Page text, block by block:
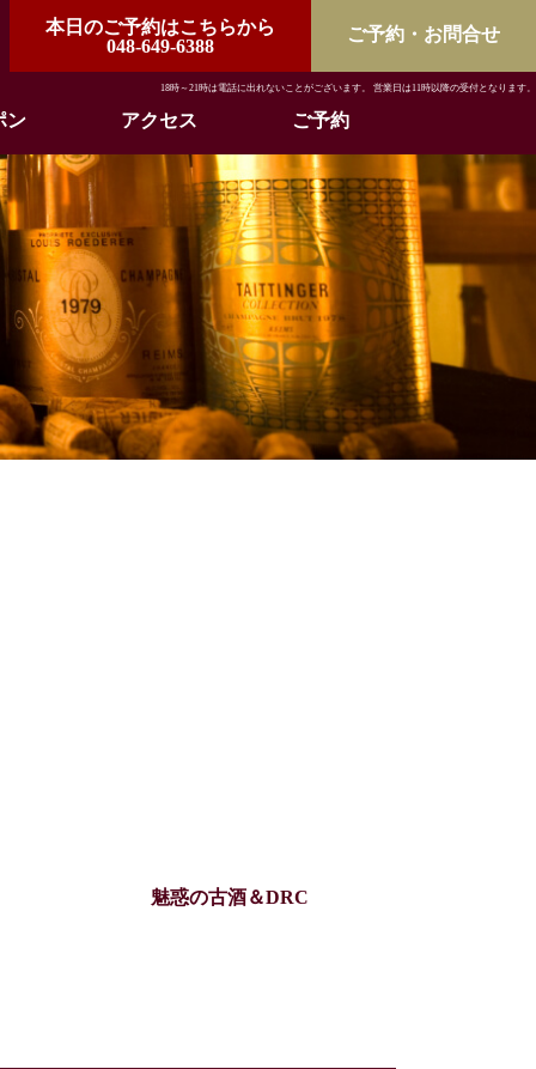
ン アクセス ご予約
本日のご予約はこちらから
048-649-6388
ご予約・お問合せ
18時～21時は電話に出れないことがございます。 営業日は11時以降の受付となります。
魅惑の古酒＆DRC